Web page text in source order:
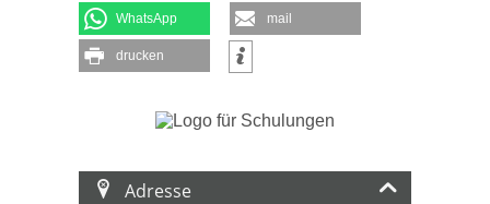
WhatsApp mail
drucken
Adresse